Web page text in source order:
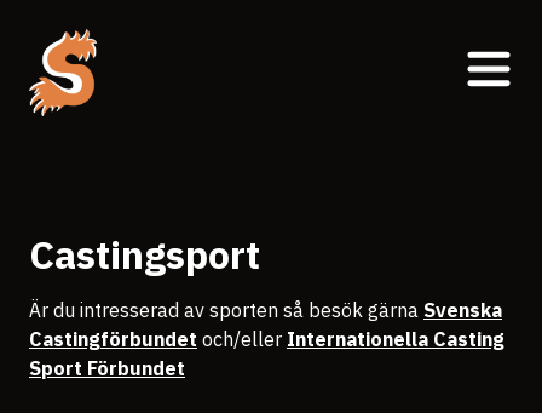
Castingsport
Är du intresserad av sporten så besök gärna Svenska
Castingförbundet och/eller Internationella Casting
Sport Förbundet